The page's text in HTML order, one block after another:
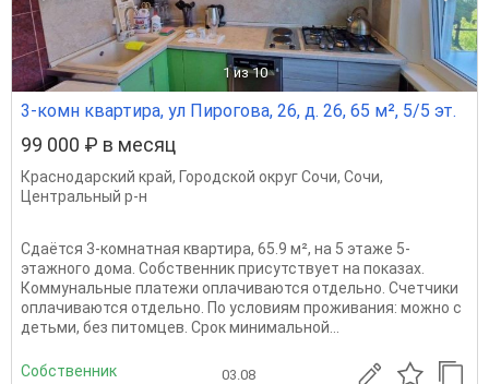
1 из 10
3-комн квартира, ул Пирогова, 26, д. 26, 65 м², 5/5 эт.
99 000 ₽ в месяц
Краснодарский край, Городской округ Сочи, Сочи,
Центральный р-н
Сдаётся 3-комнатная квартира, 65.9 м², на 5 этаже 5-
этажного дома. Собственник присутствует на показах.
Коммунальные платежи оплачиваются отдельно. Счетчики
оплачиваются отдельно. По условиям проживания: можно с
детьми, без питомцев. Срок минимальной...
Собственник 03.08